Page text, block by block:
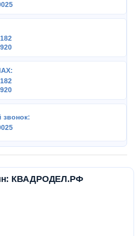
звонок:
КВАДРОДЕЛ.РФ